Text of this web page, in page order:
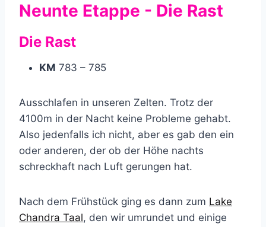
Neunte Etappe - Die Rast
Die Rast
KM 783 – 785
Ausschlafen in unseren Zelten. Trotz der
4100m in der Nacht keine Probleme gehabt.
Also jedenfalls ich nicht, aber es gab den ein
oder anderen, der ob der Höhe nachts
schreckhaft nach Luft gerungen hat.
Nach dem Frühstück ging es dann zum Lake
Chandra Taal, den wir umrundet und einige